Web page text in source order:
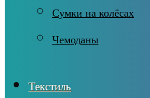
Сумки на колёсах
Чемоданы
Текстиль